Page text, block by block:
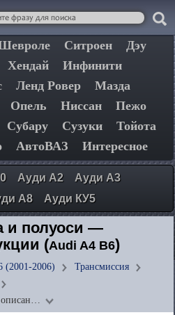
Ситроен
Дэу
Хендай
Инфинити
Ленд Ровер
Мазда
Опель Ниссан
Пежо
Субару Сузуки
Тойота
АвтоВАЗ Интересное
Ауди А2
Ауди А3
А8 Ауди КУ5
и полуоси —
(Audi A4 B6)
(2001-2006)
Трансмиссия
описан…